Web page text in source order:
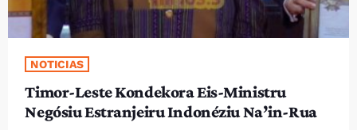
TÉTUM
PORTUGUÊS
PRÓXIMOS PROGRAMAS
Bom dia RAFA
7:00 AM - 9:00 AM
NOTICIAS
Timor-Leste Kondekora Eis-Ministru
Negósiu Estranjeiru Indonéziu Na’in-Rua